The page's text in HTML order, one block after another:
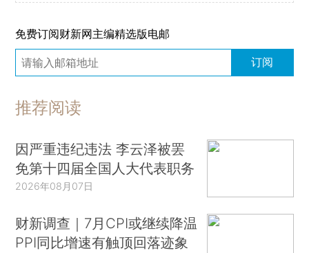
免费订阅财新网主编精选版电邮
订阅
推荐阅读
因严重违纪违法 李云泽被罢
免第十四届全国人大代表职务
2026年08月07日
财新调查｜7月CPI或继续降温
PPI同比增速有触顶回落迹象